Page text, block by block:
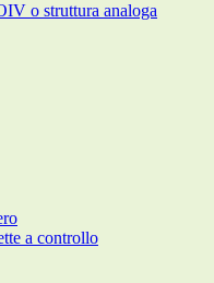
o struttura analoga
a controllo